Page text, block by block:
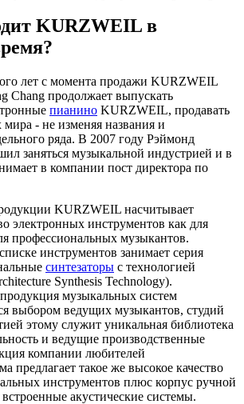
KURZWEIL в
лет с момента продажи KURZWEIL
Chang продолжает выпускать
пианино KURZWEIL, продавать
мира - не изменяя названия и
ряда. В 2007 году Рэймонд
заняться музыкальной индустрией и в
в компании пост директора по
KURZWEIL насчитывает
электронных инструментов как для
профессиональных музыкантов.
инструментов занимает серия
синтезаторы с технологией
Synthesis Technology).
музыкальных систем
выбором ведущих музыкантов, студий
этому служит уникальная библиотека
и ведущие производственные
компании любителей
предлагает такое же высокое качество
инструментов плюс корпус ручной
акустические системы.